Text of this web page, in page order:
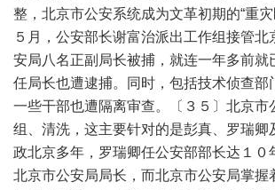
整，北京市公安系统成为文革初期的“重
５月，公安部长谢富治派出工作组接管北
安局八名正副局长被捕，就连一年多前就
任局长也遭逮捕。同时，包括技术侦查部
一些干部也遭隔离审查。〔３５〕北京市
组、清洗，这主要针对的是彭真、罗瑞卿
政北京多年，罗瑞卿任公安部部长达１０
北京市公安局局长，而北京市公安局掌握